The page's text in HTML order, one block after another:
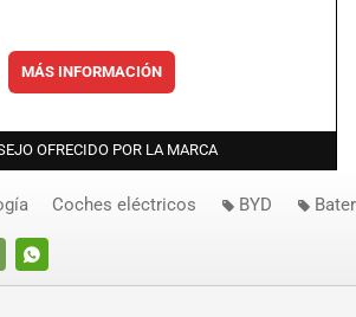
MÁS INFORMACIÓN
OFRECIDO POR LA MARCA
WHATSAPP
Coches eléctricos BYD